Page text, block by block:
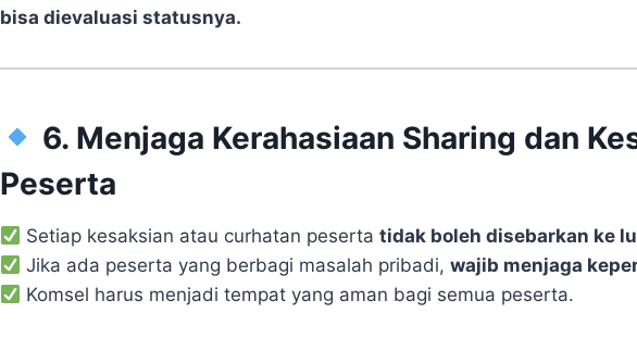
bisa dievaluasi statusnya.
6. Menjaga Kerahasiaan Sharing dan
Peserta
Setiap kesaksian atau curhatan pesertatidak boleh disebarkan ke
Jika ada peserta yang berbagi masalah pribadi,wajib menjaga
Komsel harus menjadi tempat yang aman bagi semua peserta.